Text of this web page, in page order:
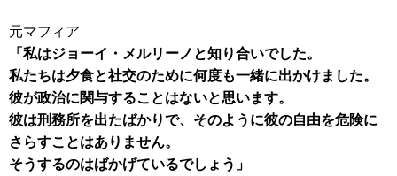
元マフィア
「私はジョーイ・メルリーノと知り合いでした。
私たちは夕食と社交のために何度も一緒に出かけました。
彼が政治に関与することはないと思います。
彼は刑務所を出たばかりで、そのように彼の自由を危険に
さらすことはありません。
そうするのはばかげているでしょう」